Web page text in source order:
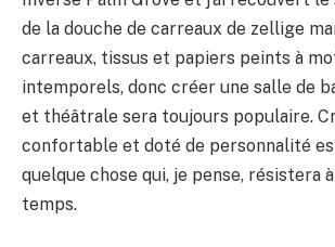
de la douche de carreaux de zellige
carreaux, tissus et papiers peints à
intemporels, donc créer une salle de
et théâtrale sera toujours populaire.
confortable et doté de personnalité
quelque chose qui, je pense, résistera à
temps.